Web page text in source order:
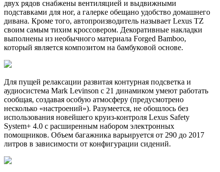
двух рядов снабжены вентиляцией и выдвижными
подставками для ног, а галерке обещано удобство домашнего
дивана. Кроме того, автопроизводитель называет Lexus TZ
своим самым тихим кроссовером. Декоративные накладки
выполнены из необычного материала Forged Bamboo,
который является композитом на бамбуковой основе.
Для пущей релаксации развитая контурная подсветка и
аудиосистема Mark Levinson с 21 динамиком умеют работать
сообщая, создавая особую атмосферу (предусмотрено
несколько «настроений»). Разумеется, не обошлось без
использования новейшего круиз-контроля Lexus Safety
System+ 4.0 с расширенным набором электронных
помощников. Объем багажника варьируется от 290 до 2017
литров в зависимости от конфигурации сидений.